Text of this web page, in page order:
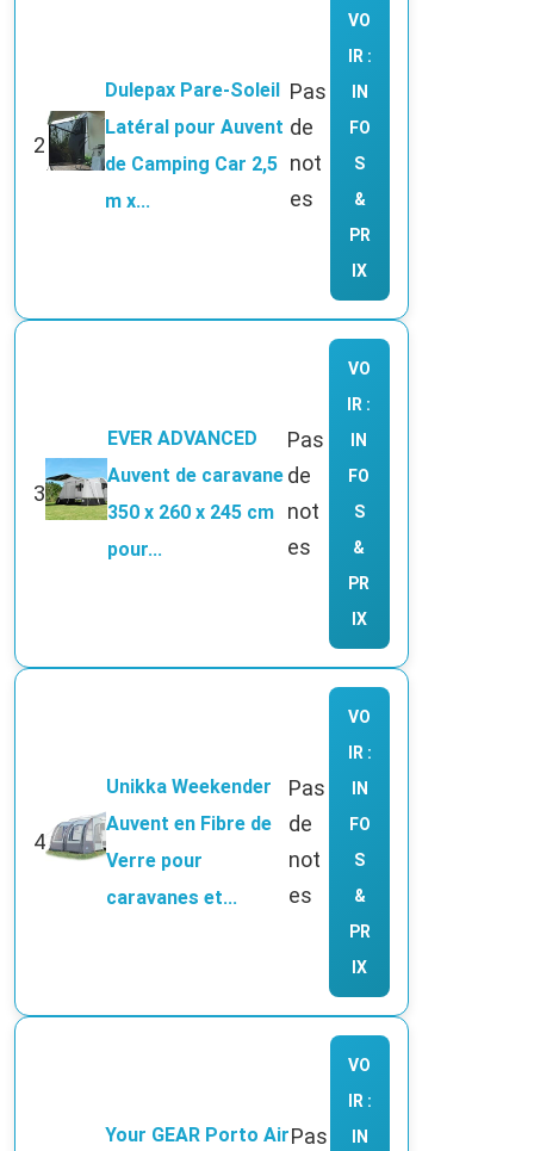
2
Dulepax Pare-Soleil
Latéral pour Auvent
de Camping Car 2,5
m x...
Pas
de
not
es
VO
IR :
IN
FO
S
&
PR
IX
3
EVER ADVANCED
Auvent de caravane
350 x 260 x 245 cm
pour...
Pas
de
not
es
VO
IR :
IN
FO
S
&
PR
IX
4
Unikka Weekender
Auvent en Fibre de
Verre pour
caravanes et...
Pas
de
not
es
VO
IR :
IN
FO
S
&
PR
IX
Your GEAR Porto AirPas
VO
IR :
IN